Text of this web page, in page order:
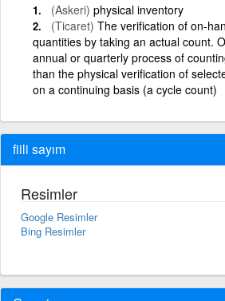
(Askeri) physical inventory
(Ticaret) The verification of on-
quantities by taking an actual count.
annual or quarterly process of
than the physical verification of
on a continuing basis (a cycle count)
fiili sayım
Resimler
Google Resimler
Bing Resimler